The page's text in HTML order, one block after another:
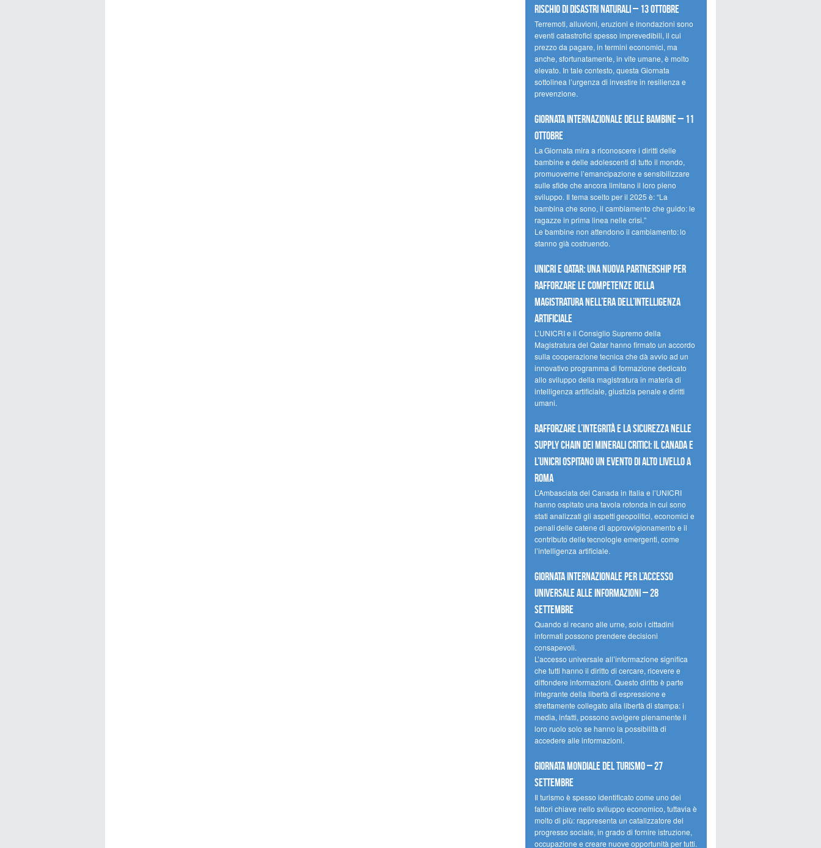
rischio di disastri naturali – 13 ottobre
Terremoti, alluvioni, eruzioni e inondazioni sono
eventi catastrofici spesso imprevedibili, il cui
prezzo da pagare, in termini economici, ma
anche, sfortunatamente, in vite umane, è molto
elevato. In tale contesto, questa Giornata
sottolinea l’urgenza di investire in resilienza e
prevenzione.
Giornata internazionale delle bambine – 11
ottobre
La Giornata mira a riconoscere i diritti delle
bambine e delle adolescenti di tutto il mondo,
promuoverne l’emancipazione e sensibilizzare
sulle sfide che ancora limitano il loro pieno
sviluppo. Il tema scelto per il 2025 è: “La
bambina che sono, il cambiamento che guido: le
ragazze in prima linea nelle crisi.”
Le bambine non attendono il cambiamento: lo
stanno già costruendo.
UNICRI e Qatar: una nuova partnership per
rafforzare le competenze della
magistratura nell’era dell’intelligenza
artificiale
L’UNICRI e il Consiglio Supremo della
Magistratura del Qatar hanno firmato un accordo
sulla cooperazione tecnica che dà avvio ad un
innovativo programma di formazione dedicato
allo sviluppo della magistratura in materia di
intelligenza artificiale, giustizia penale e diritti
umani.
Rafforzare l’integrità e la sicurezza nelle
supply chain dei minerali critici: il Canada e
l’UNICRI ospitano un evento di alto livello a
Roma
L’Ambasciata del Canada in Italia e l’UNICRI
hanno ospitato una tavola rotonda in cui sono
stati analizzati gli aspetti geopolitici, economici e
penali delle catene di approvvigionamento e il
contributo delle tecnologie emergenti, come
l’intelligenza artificiale.
Giornata internazionale per l’accesso
universale alle informazioni – 28
settembre
Quando si recano alle urne, solo i cittadini
informati possono prendere decisioni
consapevoli.
L’accesso universale all’informazione significa
che tutti hanno il diritto di cercare, ricevere e
diffondere informazioni. Questo diritto è parte
integrante della libertà di espressione e
strettamente collegato alla libertà di stampa: i
media, infatti, possono svolgere pienamente il
loro ruolo solo se hanno la possibilità di
accedere alle informazioni.
Giornata mondiale del turismo – 27
settembre
Il turismo è spesso identificato come uno dei
fattori chiave nello sviluppo economico, tuttavia è
molto di più: rappresenta un catalizzatore del
progresso sociale, in grado di fornire istruzione,
occupazione e creare nuove opportunità per tutti.